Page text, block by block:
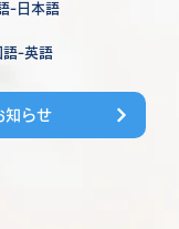
-日本語
語-英語
知らせ